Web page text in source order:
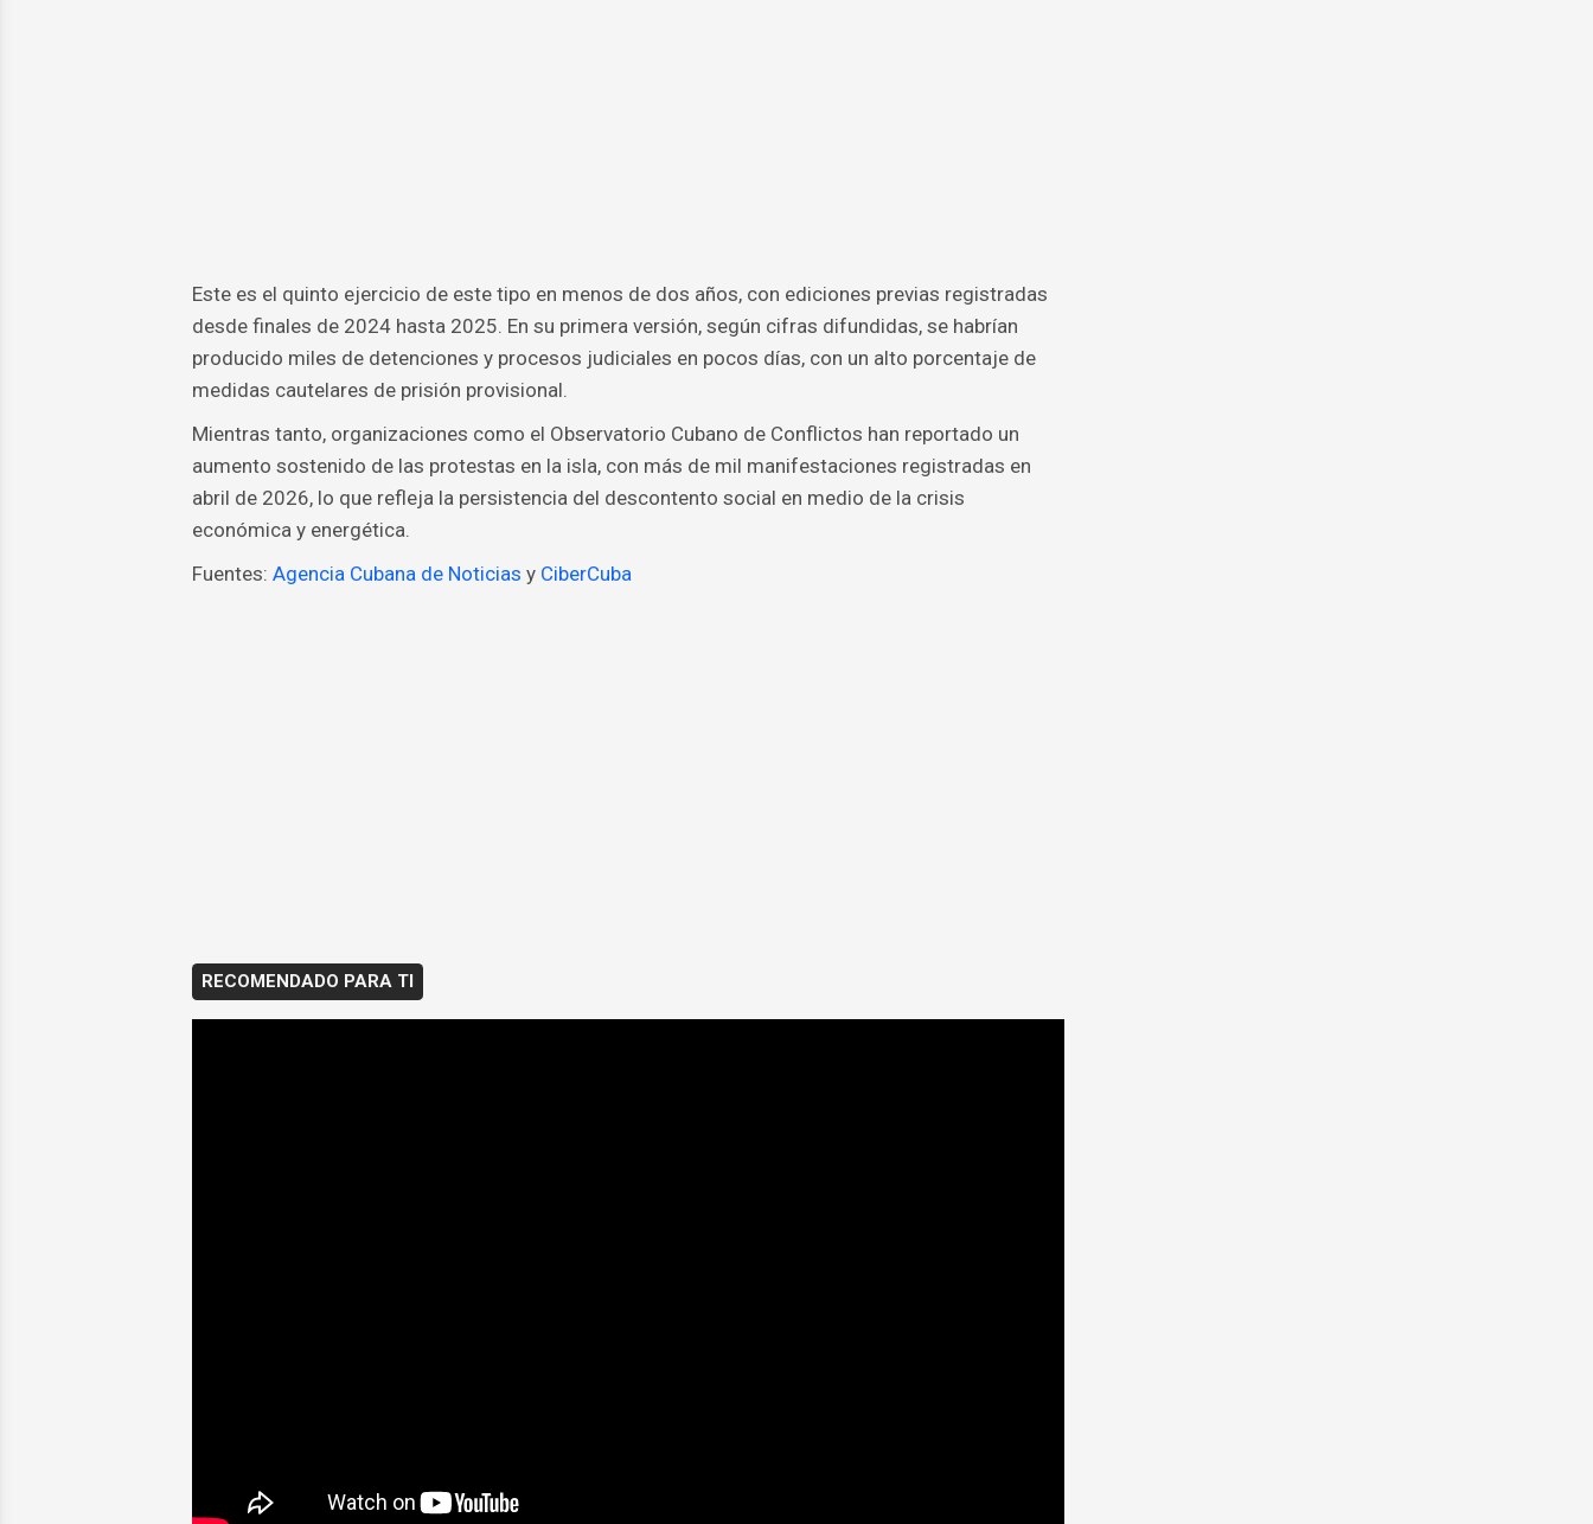
Este es el quinto ejercicio de este tipo en menos de dos años, con ediciones previas registradas
desde finales de 2024 hasta 2025. En su primera versión, según cifras difundidas, se habrían
producido miles de detenciones y procesos judiciales en pocos días, con un alto porcentaje de
medidas cautelares de prisión provisional.
Mientras tanto, organizaciones como el Observatorio Cubano de Conflictos han reportado un
aumento sostenido de las protestas en la isla, con más de mil manifestaciones registradas en
abril de 2026, lo que refleja la persistencia del descontento social en medio de la crisis
económica y energética.
Fuentes: Agencia Cubana de Noticias y CiberCuba
RECOMENDADO PARA TI